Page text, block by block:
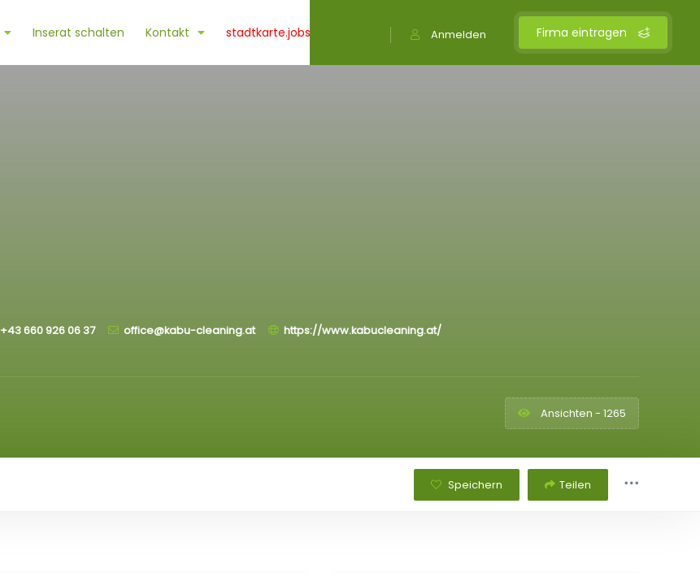
Firma eintragen
Anmelden
Inserat schalten Kontakt stadtkarte.jobs
+43 660 926 06 37 office@kabu-cleaning.at https://www.kabucleaning.at/
Ansichten - 1265
Speichern Teilen